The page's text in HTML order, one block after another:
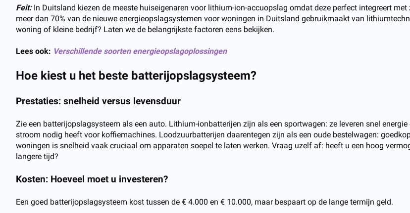
Feit:In Duitsland kiezen de meeste huiseigenaren voor lithium-ion-accuopslag omdat deze perfect integreert
meer dan 70% van de nieuwe energieopslagsystemen voor woningen in Duitsland gebruikmaakt van
woning of kleine bedrijf? Laten we de belangrijkste factoren eens bekijken.
Lees ook: Verschillende soorten energieopslagoplossingen
Hoe kiest u het beste batterijopslagsysteem?
Prestaties: snelheid versus levensduur
Zie een batterijopslagsysteem als een auto. Lithium-ionbatterijen zijn als een sportwagen: ze leveren snel
stroom nodig heeft voor koffiemachines. Loodzuurbatterijen daarentegen zijn als een oude bestelwagen:
woningen is snelheid vaak cruciaal om apparaten soepel te laten werken. Vraag uzelf af: heeft u een hoog
langere tijd?
Kosten: Hoeveel moet u investeren?
Een goed batterijopslagsysteem kost tussen de € 4.000 en € 10.000, maar bespaart op de lange termijn geld.